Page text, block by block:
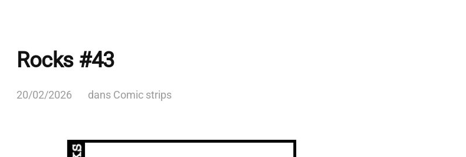
Rocks #43
20/02/2026 dans Comic strips